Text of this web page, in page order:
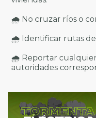
🌧️ No cruzar ríos o
🌧️ Identificar rutas de
🌧️ Reportar
autoridades